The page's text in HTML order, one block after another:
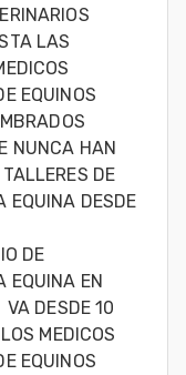
LAS
EQUINOS
NUNCA HAN
DE
EQUINA DESDE
DE
EQUINA EN
VA DESDE 10
MEDICOS
EQUINOS